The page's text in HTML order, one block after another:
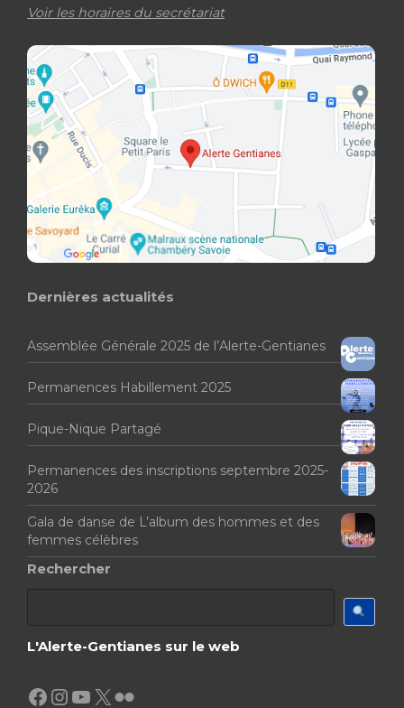
Voir les horaires du secrétariat
Dernières actualités
Assemblée Générale 2025 de l’Alerte-Gentianes
Permanences Habillement 2025
Pique-Nique Partagé
Permanences des inscriptions septembre 2025-
2026
Gala de danse de L’album des hommes et des
femmes célèbres
Rechercher
L'Alerte-Gentianes sur le web
Facebook
Instagram
YouTube
X Flickr